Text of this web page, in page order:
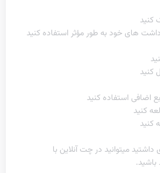
میتوانید در چت آنلاین با
باشید.